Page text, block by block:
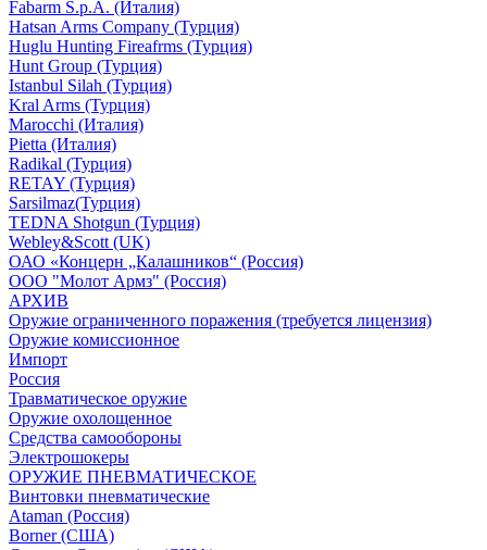
Fabarm S.p.A. (Италия)
Hatsan Arms Company (Турция)
Huglu Hunting Fireafrms (Турция)
Hunt Group (Турция)
Istanbul Silah (Турция)
Kral Arms (Турция)
Marocchi (Италия)
Pietta (Италия)
Radikal (Турция)
RETAY (Турция)
Sarsilmaz(Турция)
TEDNA Shotgun (Турция)
Webley&Scott (UK)
ОАО «Концерн „Калашников“ (Россия)
ООО "Молот Армз" (Россия)
АРХИВ
Оружие ограниченного поражения (требуется лицензия)
Оружие комиссионное
Импорт
Россия
Травматическое оружие
Оружие охолощенное
Средства самообороны
Электрошокеры
ОРУЖИЕ ПНЕВМАТИЧЕСКОЕ
Винтовки пневматические
Ataman (Россия)
Borner (США)